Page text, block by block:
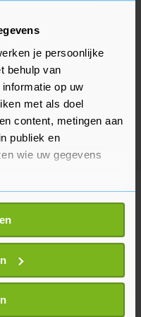
je persoonlijke
behulp van
op uw
met als doel
content, metingen aan
publiek en
wie uw gegevens
uw geografische
nauwkeurig kan zijn
door het actief te
(fingerprinting)
gegevens worden
het